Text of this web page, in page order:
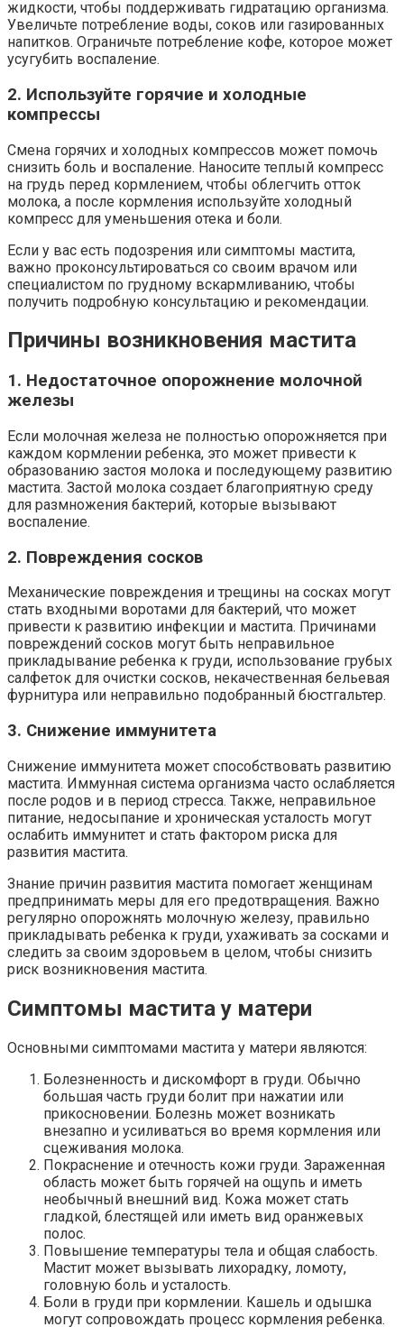
жидкости, чтобы поддерживать гидратацию организма.
Увеличьте потребление воды, соков или газированных
напитков. Ограничьте потребление кофе, которое может
усугубить воспаление.
2. Используйте горячие и холодные
компрессы
Смена горячих и холодных компрессов может помочь
снизить боль и воспаление. Наносите теплый компресс
на грудь перед кормлением, чтобы облегчить отток
молока, а после кормления используйте холодный
компресс для уменьшения отека и боли.
Если у вас есть подозрения или симптомы мастита,
важно проконсультироваться со своим врачом или
специалистом по грудному вскармливанию, чтобы
получить подробную консультацию и рекомендации.
Причины возникновения мастита
1. Недостаточное опорожнение молочной
железы
Если молочная железа не полностью опорожняется при
каждом кормлении ребенка, это может привести к
образованию застоя молока и последующему развитию
мастита. Застой молока создает благоприятную среду
для размножения бактерий, которые вызывают
воспаление.
2. Повреждения сосков
Механические повреждения и трещины на сосках могут
стать входными воротами для бактерий, что может
привести к развитию инфекции и мастита. Причинами
повреждений сосков могут быть неправильное
прикладывание ребенка к груди, использование грубых
салфеток для очистки сосков, некачественная бельевая
фурнитура или неправильно подобранный бюстгальтер.
3. Снижение иммунитета
Снижение иммунитета может способствовать развитию
мастита. Иммунная система организма часто ослабляется
после родов и в период стресса. Также, неправильное
питание, недосыпание и хроническая усталость могут
ослабить иммунитет и стать фактором риска для
развития мастита.
Знание причин развития мастита помогает женщинам
предпринимать меры для его предотвращения. Важно
регулярно опорожнять молочную железу, правильно
прикладывать ребенка к груди, ухаживать за сосками и
следить за своим здоровьем в целом, чтобы снизить
риск возникновения мастита.
Симптомы мастита у матери
Основными симптомами мастита у матери являются:
Болезненность и дискомфорт в груди. Обычно
большая часть груди болит при нажатии или
прикосновении. Болезнь может возникать
внезапно и усиливаться во время кормления или
сцеживания молока.
Покраснение и отечность кожи груди. Зараженная
область может быть горячей на ощупь и иметь
необычный внешний вид. Кожа может стать
гладкой, блестящей или иметь вид оранжевых
полос.
Повышение температуры тела и общая слабость.
Мастит может вызывать лихорадку, ломоту,
головную боль и усталость.
Боли в груди при кормлении. Кашель и одышка
могут сопровождать процесс кормления ребенка.